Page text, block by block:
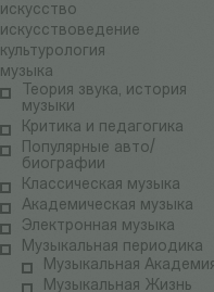
искусство
искусствоведение
культурология
музыка
Теория звука, история
музыки
Критика и педагогика
Популярные авто/
биографии
Классическая музыка
Академическая музыка
Электронная музыка
Музыкальная периодика
Музыкальная
Музыкальная Жизнь